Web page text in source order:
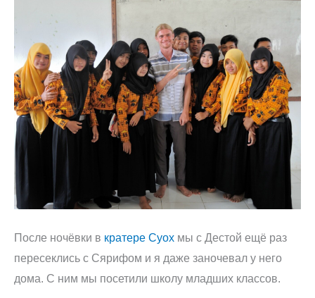
После ночёвки в кратере Суох мы с Дестой ещё раз
пересеклись с Сярифом и я даже заночевал у него
дома. С ним мы посетили школу младших классов.